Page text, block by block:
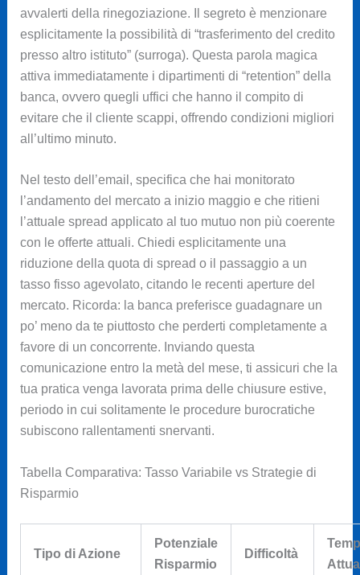
avvalerti della rinegoziazione. Il segreto è menzionare
esplicitamente la possibilità di “trasferimento del credito
presso altro istituto” (surroga). Questa parola magica
attiva immediatamente i dipartimenti di “retention” della
banca, ovvero quegli uffici che hanno il compito di
evitare che il cliente scappi, offrendo condizioni migliori
all’ultimo minuto.
Nel testo dell’email, specifica che hai monitorato
l’andamento del mercato a inizio maggio e che ritieni
l’attuale spread applicato al tuo mutuo non più coerente
con le offerte attuali. Chiedi esplicitamente una
riduzione della quota di spread o il passaggio a un
tasso fisso agevolato, citando le recenti aperture del
mercato. Ricorda: la banca preferisce guadagnare un
po’ meno da te piuttosto che perderti completamente a
favore di un concorrente. Inviando questa
comunicazione entro la metà del mese, ti assicuri che la
tua pratica venga lavorata prima delle chiusure estive,
periodo in cui solitamente le procedure burocratiche
subiscono rallentamenti snervanti.
Tabella Comparativa: Tasso Variabile vs Strategie di
Risparmio
Tipo di Azione
Potenziale
Risparmio
Difficoltà